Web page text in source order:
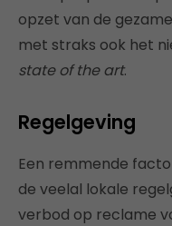
opzet van de
met straks ook het
state of the art.
Regelgeving
Een remmende
de veelal lokale
verbod op reclame